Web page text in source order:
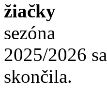
žiačky
sezóna
2025/2026 sa
skončila.